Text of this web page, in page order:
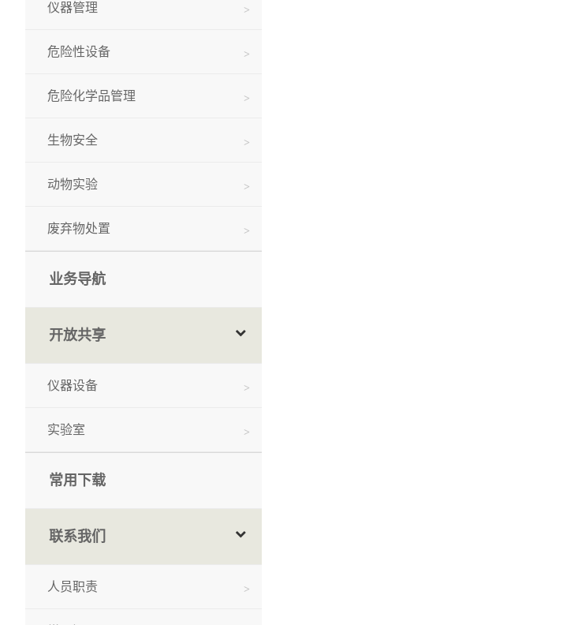
仪器管理
危险性设备
危险化学品管理
生物安全
动物实验
废弃物处置
业务导航
开放共享
仪器设备
实验室
常用下载
联系我们
人员职责